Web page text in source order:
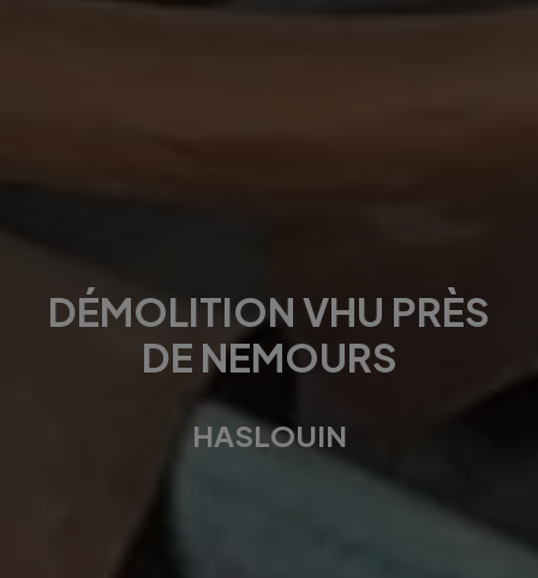
DÉMOLITION VHU PRÈS
DE NEMOURS
HASLOUIN